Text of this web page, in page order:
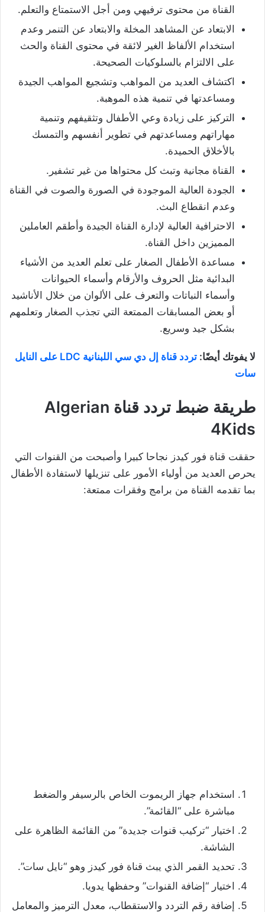
القناة من محتوى ترفيهي ومن أجل الاستمتاع والتعلم.
الابتعاد عن المشاهد المخلة والابتعاد عن التنمر وعدم
استخدام الألفاظ الغير لائقة في محتوى القناة والحث
على الالتزام بالسلوكيات الصحيحة.
اكتشاف العديد من المواهب وتشجيع المواهب الجيدة
ومساعدتها في تنمية هذه الموهبة.
التركيز على زيادة وعي الأطفال وتثقيفهم وتنمية
مهاراتهم ومساعدتهم في تطوير أنفسهم والتمسك
بالأخلاق الحميدة.
القناة مجانية وتبث كل محتواها من غير تشفير.
الجودة العالية الموجودة في الصورة والصوت في القناة
وعدم انقطاع البث.
الاحترافية العالية لإدارة القناة الجيدة وأطقم العاملين
المميزين داخل القناة.
مساعدة الأطفال الصغار على تعلم العديد من الأشياء
البدائية مثل الحروف والأرقام وأسماء الحيوانات
وأسماء النباتات والتعرف على الألوان من خلال الأناشيد
أو بعض المسابقات الممتعة التي تجذب الصغار وتعلمهم
بشكل جيد وسريع.
لا يفوتك أيضًا:
تردد قناة إل دي سي اللبنانية LDC على النايل
سات
طريقة ضبط تردد قناة Algerian
4Kids
حققت قناة فور كيدز نجاحا كبيرا وأصبحت من القنوات التي
يحرص العديد من أولياء الأمور على تنزيلها لاستفادة الأطفال
بما تقدمه القناة من برامج وفقرات ممتعة:
استخدام جهاز الريموت الخاص بالرسيفر والضغط
مباشرة على “القائمة”.
اختيار “تركيب قنوات جديدة” من القائمة الظاهرة على
الشاشة.
تحديد القمر الذي يبث قناة فور كيدز وهو “نايل سات”.
اختيار “إضافة القنوات” وحفظها يدويا.
إضافة رقم التردد والاستقطاب، معدل الترميز والمعامل